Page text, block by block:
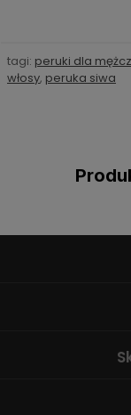
tagi: peruki dla
włosy, peruka siwa